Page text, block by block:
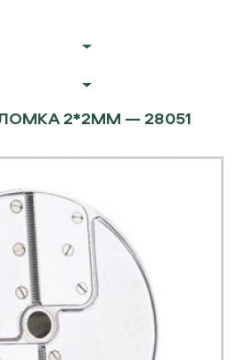
2*2ММ — 28051